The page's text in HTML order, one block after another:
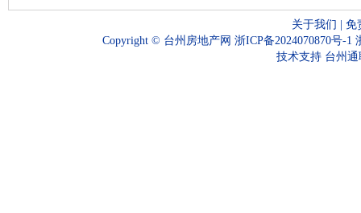
关于我们
免
Copyright © 台州房地产网 浙ICP备2024070870号-1
技术支持 台州